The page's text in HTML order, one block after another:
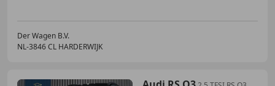
Der Wagen B.V.
NL-3846 CL HARDERWIJK